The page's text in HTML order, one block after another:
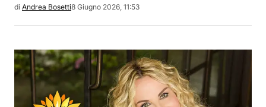
di Andrea Bosetti8 Giugno 2026, 11:53